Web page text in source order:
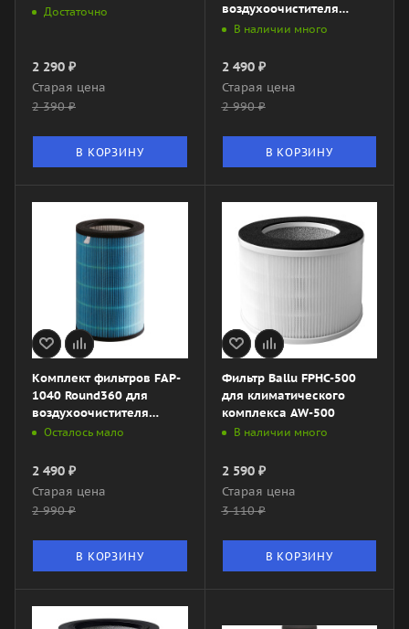
Достаточно
2 290 ₽
Старая цена
2 390₽
В КОРЗИНУ
воздухоочистителя
Electrolux EAP-1016
В наличии много
2 490₽
Старая цена
2 990₽
В КОРЗИНУ
Комплект фильтров FAP-
1040 Round360 для
воздухоочистителя
Electrolux EAP-1040D
Осталось мало
2 490 ₽
Старая цена
2 990₽
В КОРЗИНУ
Фильтр Ballu FPHC-500
для климатического
комплекса AW-500
В наличии много
2 590₽
Старая цена
3 110₽
В КОРЗИНУ